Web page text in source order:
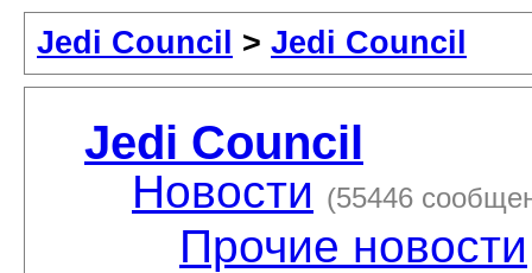
Jedi Council > Jedi Council
Jedi Council
Новости (55446
Прочие новости